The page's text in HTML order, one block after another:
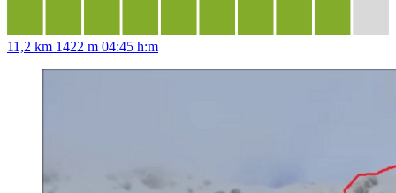
11,2 km 1422 m 04:45 h:m